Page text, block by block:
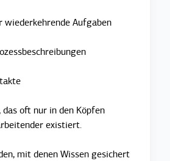
wiederkehrende Aufgaben
das oft nur in den Köpfen
existiert.
mit denen Wissen gesichert